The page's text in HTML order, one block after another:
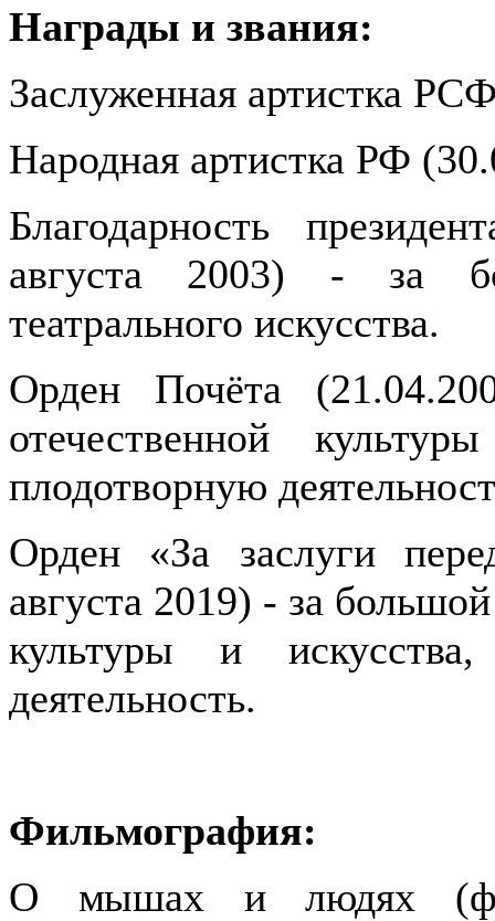
Награды и звания:
Заслуженная артистка
Народная артистка РФ
Благодарность
августа 2003) - за
театрального искусства.
Орден Почёта
отечественной
плодотворную
Орден «За заслуги
августа 2019) - за
культуры и
деятельность.
Фильмография:
О мышах и людях